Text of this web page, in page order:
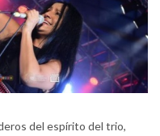
del espírito del trio,